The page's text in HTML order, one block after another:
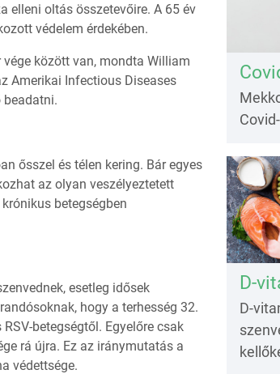
elleni oltás összetevőire. A 65 év
védelem érdekében.
között van, mondta William
Amerikai Infectious Diseases
beadatni.
ősszel és télen kering. Bár egyes
az olyan veszélyeztetett
betegségben
esetleg idősek
hogy a terhesség 32.
betegségtől. Egyelőre csak
rá újra. Ez az iránymutatás a
védettsége.
D-
D-